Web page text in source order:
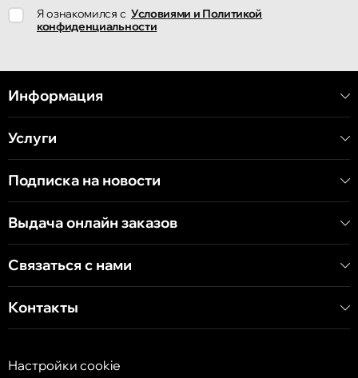
Я ознакомился с Условиями и Политикой
конфиденциальности
Информация
Услуги
Подписка на новости
Выдача онлайн заказов
Связаться с нами
Контакты
Настройки cookie